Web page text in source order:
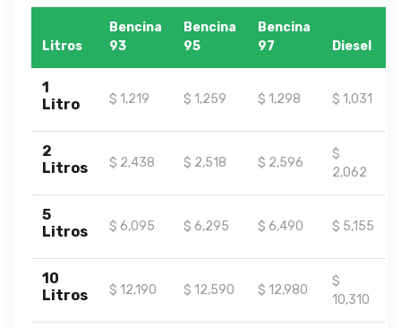
Litros
Bencina
93
Bencina
95
Bencina
97
Diesel
1
Litro
$ 1,219 $ 1,259 $ 1,298 $ 1,031
2
Litros
$ 2,438 $ 2,518 $ 2,596
$
2,062
5
Litros
$ 6,095 $ 6,295 $ 6,490 $ 5,155
10
Litros
$ 12,190 $ 12,590 $ 12,980
$
10,310